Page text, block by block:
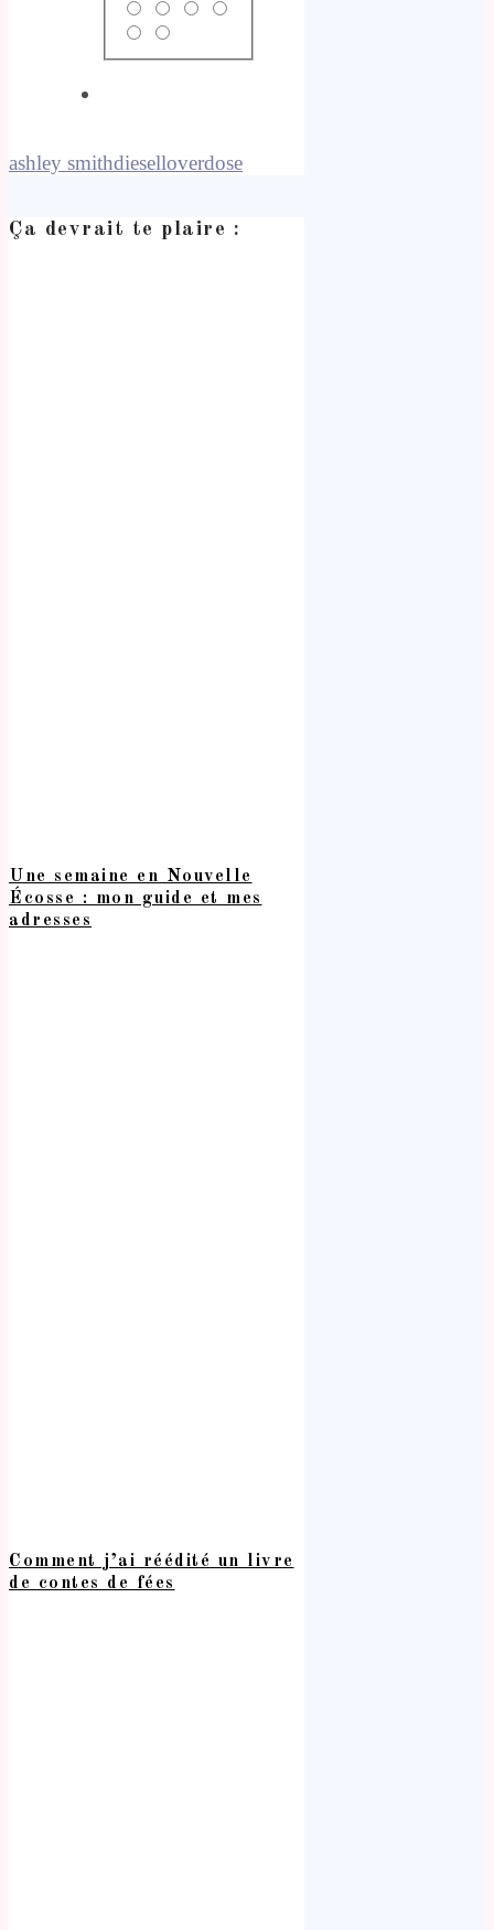
ashley smithdieselloverdose
Ça devrait te plaire :
Une semaine en Nouvelle
Écosse : mon guide et mes
adresses
Comment j’ai réédité un livre
de contes de fées